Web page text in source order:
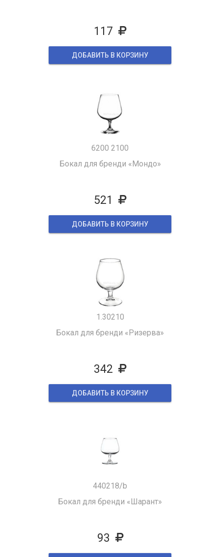
117
ДОБАВИТЬ В КОРЗИНУ
6200 2100
Бокал для бренди «Мондо»
521
ДОБАВИТЬ В КОРЗИНУ
1.30210
Бокал для бренди «Ризерва»
342
ДОБАВИТЬ В КОРЗИНУ
440218/b
Бокал для бренди «Шарант»
93